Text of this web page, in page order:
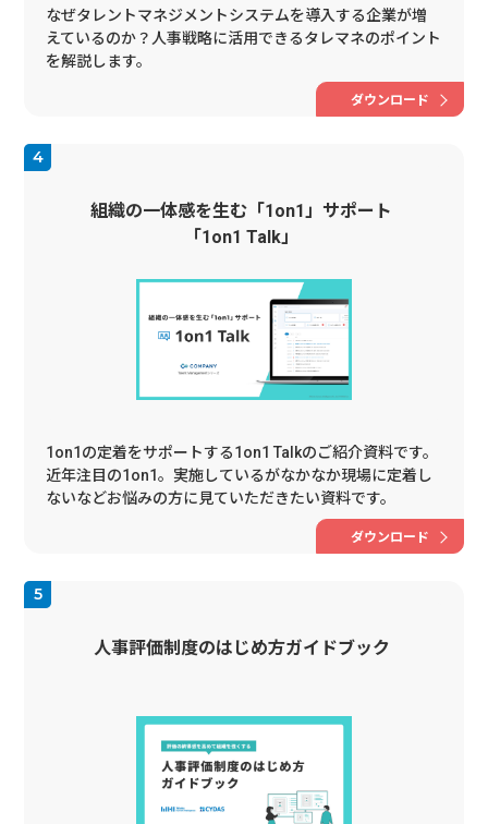
ダウンロード
なぜタレントマネジメントシステムを導入する企業が増
えているのか？人事戦略に活用できるタレマネのポイント
を解説します。
組織の一体感を生む「1on1」サポート
「1on1 Talk」
ダウンロード
1on1の定着をサポートする1on1 Talkのご紹介資料です。
近年注目の1on1。実施しているがなかなか現場に定着し
ないなどお悩みの方に見ていただきたい資料です。
人事評価制度のはじめ方ガイドブック